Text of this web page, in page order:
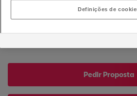
Pedir Proposta
Definições de